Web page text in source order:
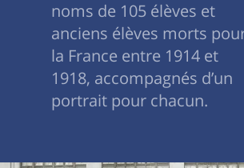
noms de 105 élèves et
anciens élèves morts
la France entre 1914 et
1918, accompagnés d’un
portrait pour chacun.